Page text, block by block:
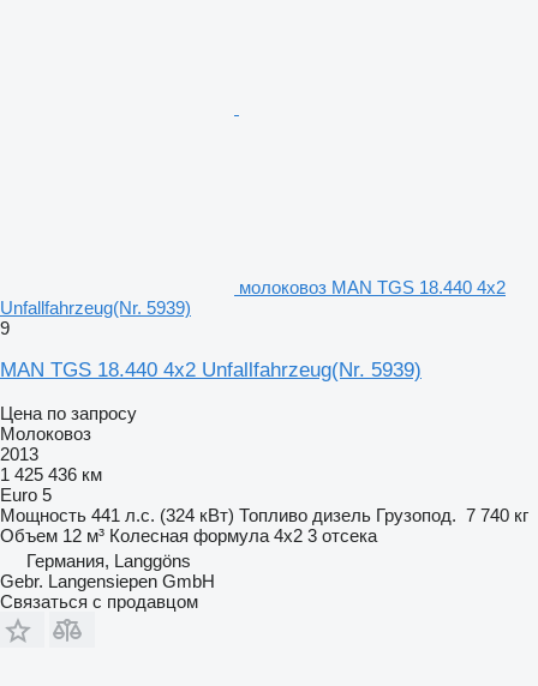
молоковоз MAN TGS 18.440 4x2
Unfallfahrzeug(Nr. 5939)
9
MAN TGS 18.440 4x2 Unfallfahrzeug(Nr. 5939)
Цена по запросу
Молоковоз
2013
1 425 436 км
Euro 5
Мощность 441 л.с. (324 кВт) Топливо дизель Грузопод. 7 740 кг
Объем 12 м³ Колесная формула 4x2 3 отсека
Германия, Langgöns
Gebr. Langensiepen GmbH
Связаться с продавцом